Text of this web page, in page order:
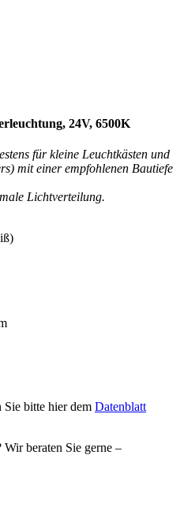
24V, 6500K
für kleine Leuchtkästen und
mit einer empfohlenen Bautiefe
Lichtverteilung.
Sie bitte hier dem Datenblatt
beraten Sie gerne –